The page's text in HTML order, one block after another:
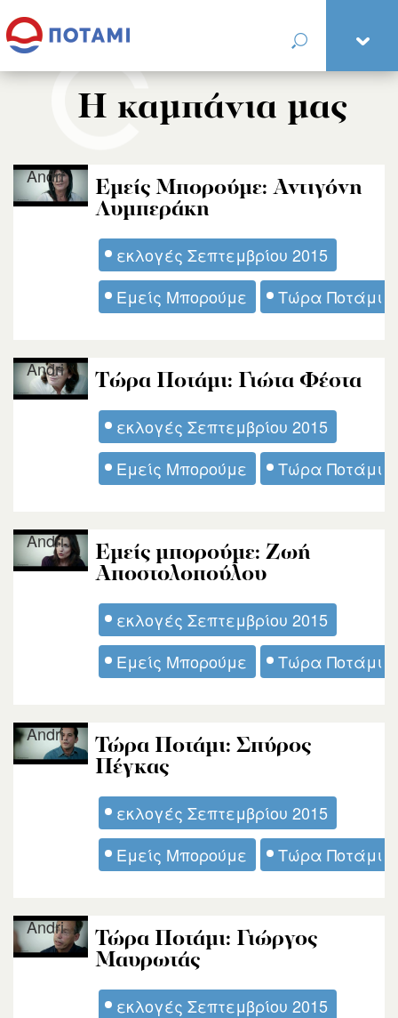
Η καμπάνια μας
Εμείς Μπορούμε: Αντιγόνη
Λυμπεράκη
εκλογές Σεπτεμβρίου 2015
Εμείς Μπορούμε
Τώρα Ποτάμι
Andri
Tώρα Ποτάμι: Γιώτα Φέστα
εκλογές Σεπτεμβρίου 2015
Εμείς Μπορούμε
Τώρα Ποτάμι
Andri
Εμείς μπορούμε: Ζωή
Αποστολοπούλου
εκλογές Σεπτεμβρίου 2015
Εμείς Μπορούμε
Τώρα Ποτάμι
Andri
Τώρα Ποτάμι: Σπύρος
Πέγκας
εκλογές Σεπτεμβρίου 2015
Εμείς Μπορούμε
Τώρα Ποτάμι
Andri
Τώρα Ποτάμι: Γιώργος
Μαυρωτάς
εκλογές Σεπτεμβρίου 2015
Andri